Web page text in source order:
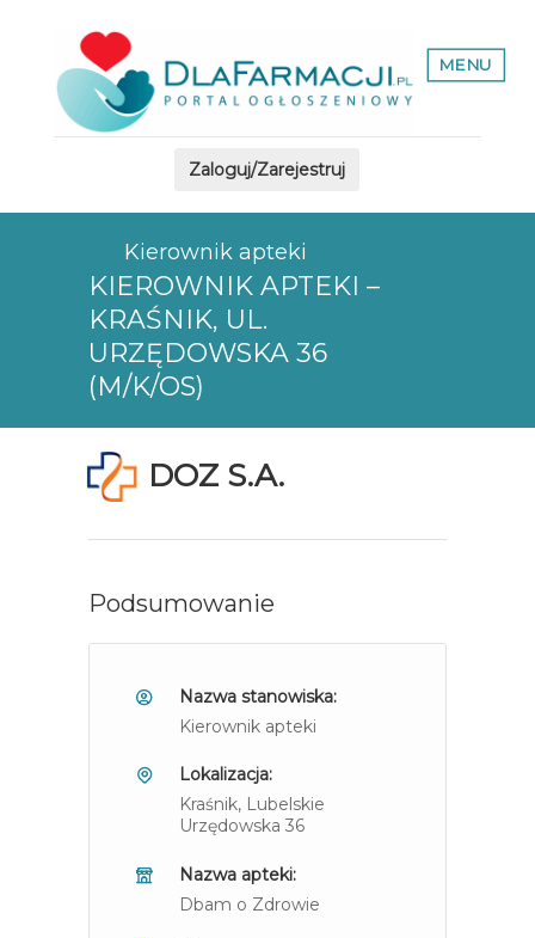
MENU
Zaloguj/Zarejestruj
Kierownik apteki
KIEROWNIK APTEKI –
KRAŚNIK, UL.
URZĘDOWSKA 36
(M/K/OS)
DOZ S.A.
Podsumowanie
Nazwa stanowiska:
Kierownik apteki
Lokalizacja:
Kraśnik, Lubelskie
Urzędowska 36
Nazwa apteki:
Dbam o Zdrowie